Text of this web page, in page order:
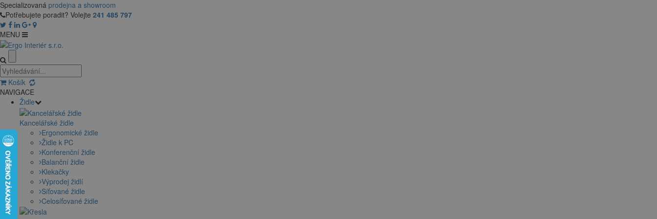
Specializovaná prodejna a showroom
Potřebujete poradit? Volejte 241 485 797
MENU
Košík
NAVIGACE
Židle
Kancelářské židle
Ergonomické židle
Židle k PC
Konferenční židle
Balanční židle
Klekačky
Výprodej židlí
Síťované židle
Celosíťované židle